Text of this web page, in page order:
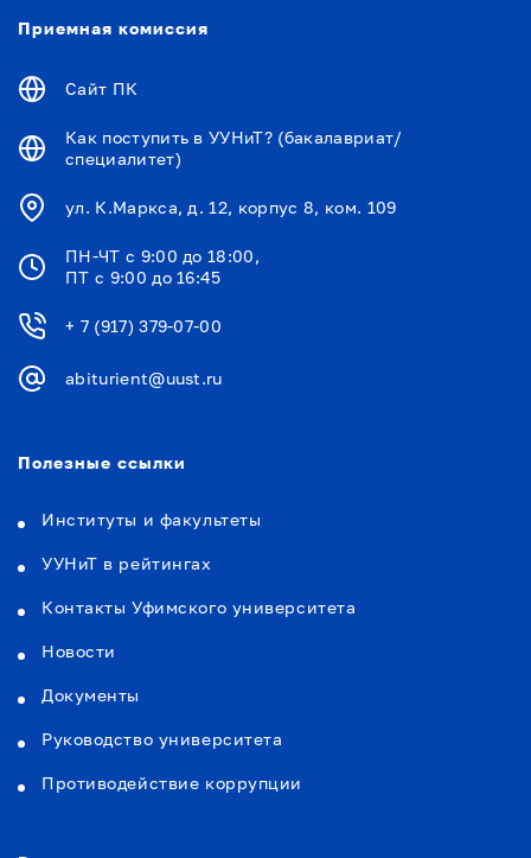
Приемная комиссия
Сайт ПК
Как поступить в УУНиТ? (бакалавриат/
специалитет)
ул. К.Маркса, д. 12, корпус 8, ком. 109
ПН-ЧТ с 9:00 до 18:00,
ПТ с 9:00 до 16:45
+ 7 (917) 379-07-00
abiturient@uust.ru
Полезные ссылки
Институты и факультеты
УУНиТ в рейтингах
Контакты Уфимского университета
Новости
Документы
Руководство университета
Противодействие коррупции